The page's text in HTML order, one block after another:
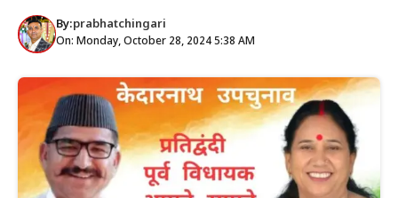
By:prabhatchingari
On: Monday, October 28, 2024 5:38 AM